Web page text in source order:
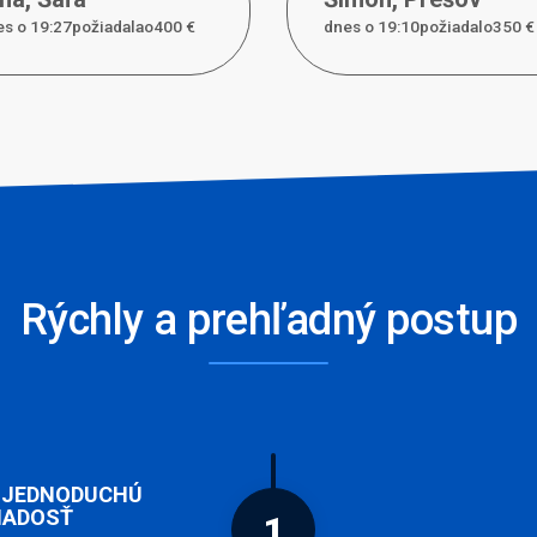
o 19:27požiadalao400 € dnes o 19:10požiadalo350 €
Rýchly a prehľadný postup